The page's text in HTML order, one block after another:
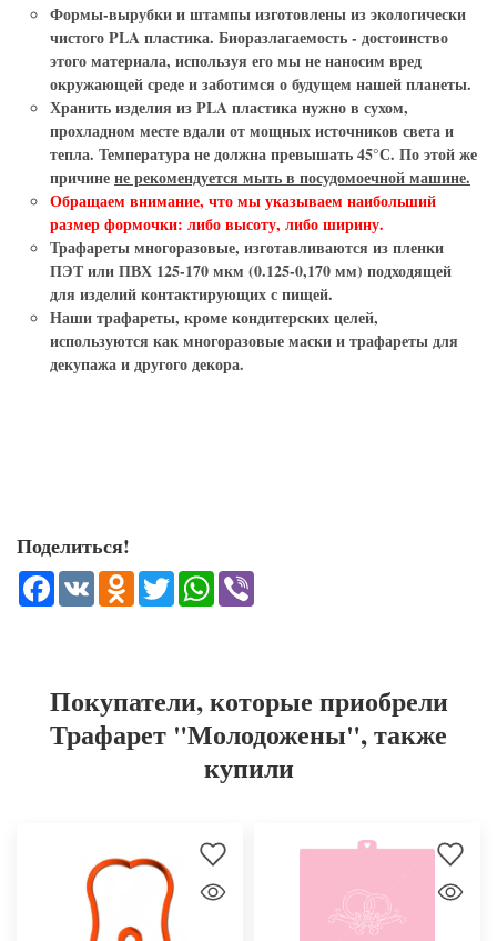
Формы-вырубки и штампыизготовлены из экологически
чистого PLA пластика. Биоразлагаемость - достоинство
этого материала, используя его мы не наносим вред
окружающей среде и заботимся о будущем нашей планеты.
Хранить изделия из PLA пластика нужно в сухом,
прохладном месте вдали от мощных источников света и
тепла. Температура не должна превышать 45°С. По этой же
причинене рекомендуется мыть в посудомоечной машине.
Обращаем внимание, что мы указываем наибольший
размер формочки: либо высоту, либо ширину.
Трафареты многоразовые, изготавливаются из пленки
ПЭТ или ПВХ 125-170 мкм (0.125-0,170 мм) подходящей
для изделий контактирующих с пищей.
Нашитрафареты, кроме кондитерских целей,
используются какмногоразовые маски и трафареты для
декупажа и другого декора.
Поделиться!
Facebook
VK Odnoklassniki
TwitterWhatsApp
Покупатели, которые приобрели
Трафарет "Молодожены", также
купили